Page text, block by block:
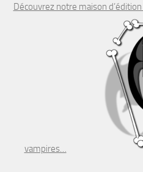
Découvrez notre maison
vampires…